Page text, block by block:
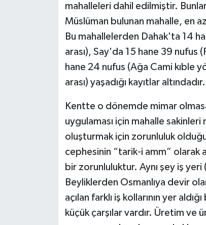
mahalleleri dahil edilmiştir.
Müslüman bulunan mahalle, en
Bu mahallelerden Dahak'ta 14
arası), Say'da 15 hane 39 nufus
hane 24 nufus (Ağa Cami kıble
arası) yaşadığı kayıtlar
Kentte o dönemde mimar
uygulaması için mahalle
oluşturmak için zorunluluk
cephesinin “tarik-i amm” olarak
bir zorunluluktur. Aynı şey iş
Beyliklerden Osmanlıya devir
açılan farklı iş kollarının yer
küçük çarşılar vardır. Üretim ve